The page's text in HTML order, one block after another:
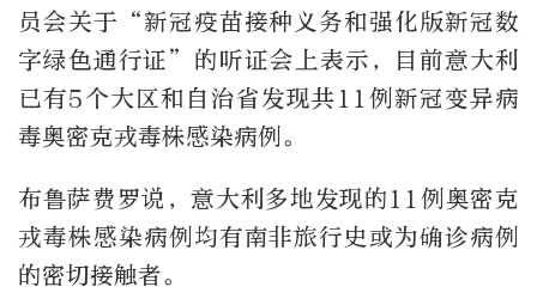
员会关于“新冠疫苗接种义务和强化版新冠数
字绿色通行证”的听证会上表示，目前意大利
已有5个大区和自治省发现共11例新冠变异病
毒奥密克戎毒株感染病例。
布鲁萨费罗说，意大利多地发现的11例奥密克
戎毒株感染病例均有南非旅行史或为确诊病例
的密切接触者。